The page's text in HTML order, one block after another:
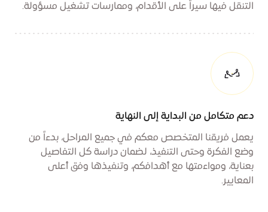
التنقل فيها سيراً على الأقدام، وممارسات تشغيل مسؤولة.
دعم متكامل من البداية إلى النهاية
يعمل فريقنا المتخصص معكم في جميع المراحل، بدءاً من
وضع الفكرة وحتى التنفيذ، لضمان دراسة كل التفاصيل
بعناية، ومواءمتها مع أهدافكم، وتنفيذها وفق أعلى
المعايير.